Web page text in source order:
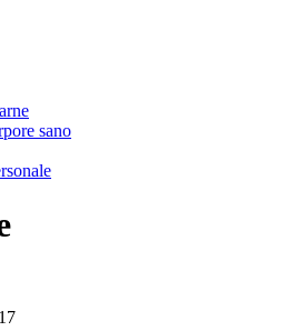
sano